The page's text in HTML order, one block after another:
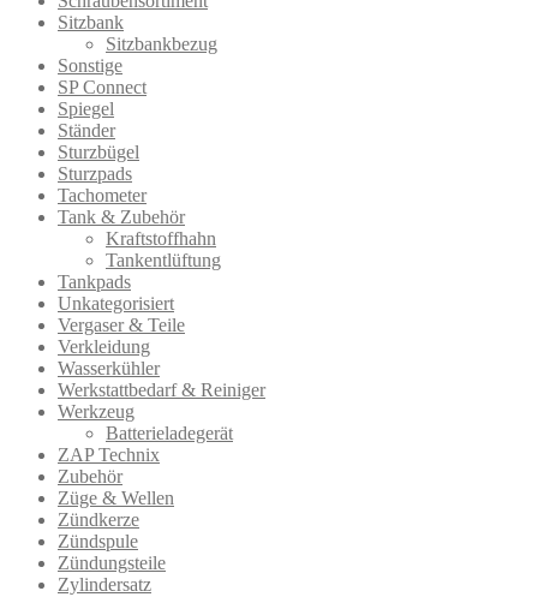
Sitzbank
Sitzbankbezug
Sonstige
SP Connect
Spiegel
Ständer
Sturzbügel
Sturzpads
Tachometer
Tank & Zubehör
Kraftstoffhahn
Tankentlüftung
Tankpads
Unkategorisiert
Vergaser & Teile
Verkleidung
Wasserkühler
Werkstattbedarf & Reiniger
Werkzeug
Batterieladegerät
ZAP Technix
Zubehör
Züge & Wellen
Zündkerze
Zündspule
Zündungsteile
Zylindersatz